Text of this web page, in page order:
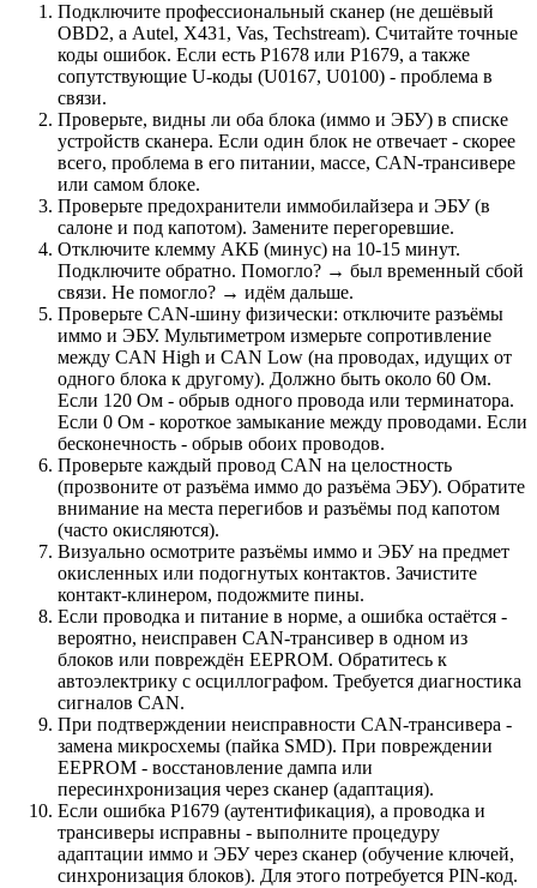
Подключите профессиональный сканер (не дешёвый
OBD2, а Autel, X431, Vas, Techstream). Считайте точные
коды ошибок. Если есть P1678 или P1679, а также
сопутствующие U-коды (U0167, U0100) - проблема в
связи.
Проверьте, видны ли оба блока (иммо и ЭБУ) в списке
устройств сканера. Если один блок не отвечает - скорее
всего, проблема в его питании, массе, CAN-трансивере
или самом блоке.
Проверьте предохранители иммобилайзера и ЭБУ (в
салоне и под капотом). Замените перегоревшие.
Отключите клемму АКБ (минус) на 10-15 минут.
Подключите обратно. Помогло? → был временный сбой
связи. Не помогло? → идём дальше.
Проверьте CAN-шину физически: отключите разъёмы
иммо и ЭБУ. Мультиметром измерьте сопротивление
между CAN High и CAN Low (на проводах, идущих от
одного блока к другому). Должно быть около 60 Ом.
Если 120 Ом - обрыв одного провода или терминатора.
Если 0 Ом - короткое замыкание между проводами. Если
бесконечность - обрыв обоих проводов.
Проверьте каждый провод CAN на целостность
(прозвоните от разъёма иммо до разъёма ЭБУ). Обратите
внимание на места перегибов и разъёмы под капотом
(часто окисляются).
Визуально осмотрите разъёмы иммо и ЭБУ на предмет
окисленных или подогнутых контактов. Зачистите
контакт-клинером, подожмите пины.
Если проводка и питание в норме, а ошибка остаётся -
вероятно, неисправен CAN-трансивер в одном из
блоков или повреждён EEPROM. Обратитесь к
автоэлектрику с осциллографом. Требуется диагностика
сигналов CAN.
При подтверждении неисправности CAN-трансивера -
замена микросхемы (пайка SMD). При повреждении
EEPROM - восстановление дампа или
пересинхронизация через сканер (адаптация).
Если ошибка P1679 (аутентификация), а проводка и
трансиверы исправны - выполните процедуру
адаптации иммо и ЭБУ через сканер (обучение ключей,
синхронизация блоков). Для этого потребуется PIN-код.